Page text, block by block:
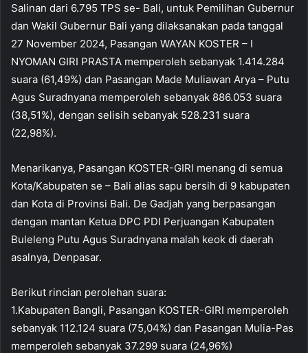
Salinan dari 6.795 TPS se- Bali, untuk Pemilihan Gubernur
dan Wakil Gubernur Bali yang dilaksanakan pada tanggal
27 November 2024, Pasangan WAYAN KOSTER – I
NYOMAN GIRI PRASTA memperoleh sebanyak 1.414.284
suara (61,49%) dan Pasangan Made Muliawan Arya – Putu
Agus Suradnyana memperoleh sebanyak 886.053 suara
(38,51%), dengan selisih sebanyak 528.231 suara
(22,98%).
Menarikanya, Pasangan KOSTER-GIRI menang di semua
Kota/Kabupaten se – Bali alias sapu bersih di 9 kabupaten
dan Kota di Provinsi Bali. De Gadjah yang berpasangan
dengan mantan Ketua DPC PDI Perjuangan Kabupaten
Buleleng Putu Agus Suradnyana malah keok di daerah
asalnya, Denpasar.
Berikut rincian perolehan suara:
1.Kabupaten Bangli, Pasangan KOSTER-GIRI memperoleh
sebanyak 112.124 suara (75,04%) dan Pasangan Mulia-Pas
memperoleh sebanyak 37.299 suara (24,96%)